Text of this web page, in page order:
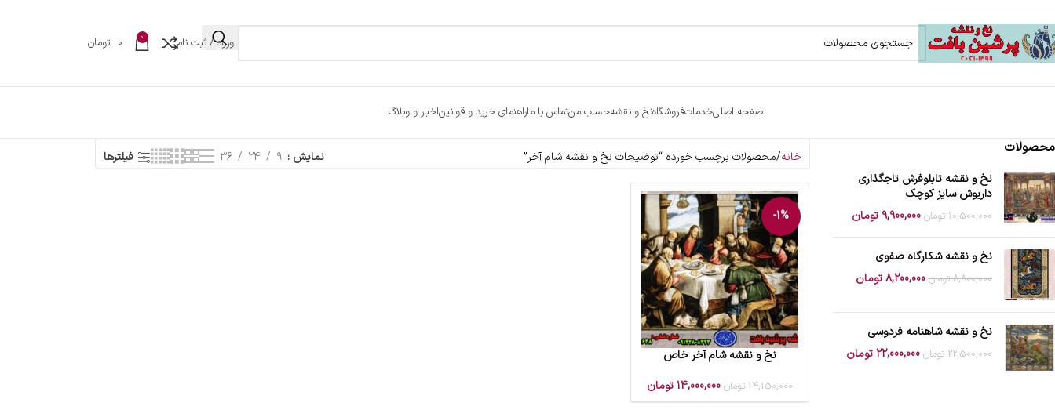
ورود / ثبت نام 0
0 تومان
صفحه اصلیخدماتفروشگاهنخ و نقشهحساب منتماس با ماراهنمای خرید و قوانیناخبار و وبلاگ
محصولات
نخ و نقشه تابلوفرش تاجگذاری
داریوش سایز کوچک
10,500,000 تومان 9,900,000 تومان
نخ و نقشه شکارگاه صفوی
8,800,000 تومان 8,200,000تومان
نخ و نقشه شاهنامه فردوسی
22,500,000 تومان 22,000,000تومان
خانه محصولات برچسب خورده “توضیحات نخ و نقشه شام آخر” نمایش 9
24
36 فیلترها
-1%
افزودن به سبد خرید
نخ و نقشه شام آخر خاص
14,150,000 تومان 14,000,000تومان